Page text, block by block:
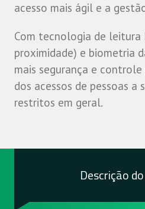
acesso mais ágil e a
Com tecnologia de leitura
proximidade) e biometria
mais segurança e
dos acessos de pessoas a
restritos em geral.
Descrição